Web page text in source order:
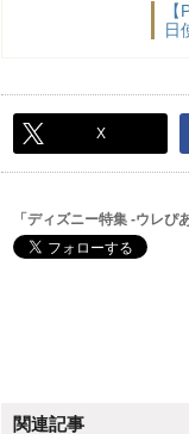
日
X
「ディズニー特集 -ウレ
関連記事